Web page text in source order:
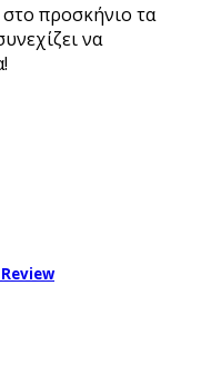
προσκήνιο τα
να